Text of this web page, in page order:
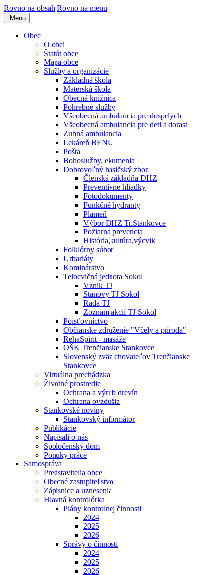
Rovno na obsah Rovno na menu
Menu
Obec
O obci
Štatút obce
Mapa obce
Služby a organizácie
Základná škola
Materská škola
Obecná knižnica
Pohrebné služby
Všeobecná ambulancia pre dospelých
Všeobecná ambulancia pre deti a dorast
Zubná ambulancia
Lekáreň BENU
Pošta
Bohoslužby, ekumenia
Dobrovoľný hasičský zbor
Členská základňa DHZ
Preventívne hliadky
Fotodokumenty
Funkčné hydranty
Plameň
Výbor DHZ Tr.Stankovce
Požiarna prevencia
História,kultúra,výcvik
Folklórny súbor
Urbariáty
Kominárstvo
Telocvičná jednota Sokol
Vznik TJ
Stanovy TJ Sokol
Rada TJ
Zoznam akcií TJ Sokol
Poisťovníctvo
Občianske združenie "Včely a príroda"
RehaSpirit - masáže
OŠK Trenčianske Stankovce
Slovenský zväz chovateľov Trenčianske
Stankovce
Virtuálna prechádzka
Životné prostredie
Ochrana a výrub drevín
Ochrana ovzdušia
Stankovské noviny
Stankovský informátor
Publikácie
Napísali o nás
Spoločenský dom
Ponuky práce
Samospráva
Predstavitelia obce
Obecné zastupiteľstvo
Zápisnice a uznesenia
Hlavná kontrolórka
Plány kontrolnej činnosti
2024
2025
2026
Správy o činnosti
2024
2025
2026